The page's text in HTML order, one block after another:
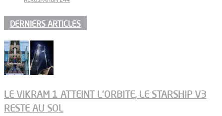
DERNIERS ARTICLES
LE VIKRAM 1 ATTEINT L’ORBITE, LE STARSHIP V3
RESTE AU SOL